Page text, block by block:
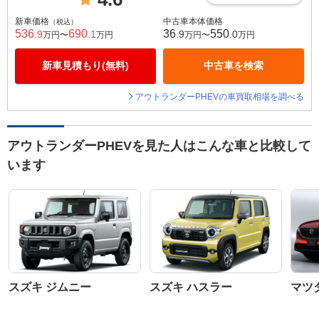
新車価格 （税込）
536 .9万円〜690 .1 万円
新車見積もり(無料)
中古車本体価格
36 .9万円〜550 .0万円
中古車を検索
アウトランダーPHEVの車買取相場を調べる
アウトランダーPHEVを見た人はこんな車と比較して
います
スズキ ジムニー スズキ ハスラー マツ